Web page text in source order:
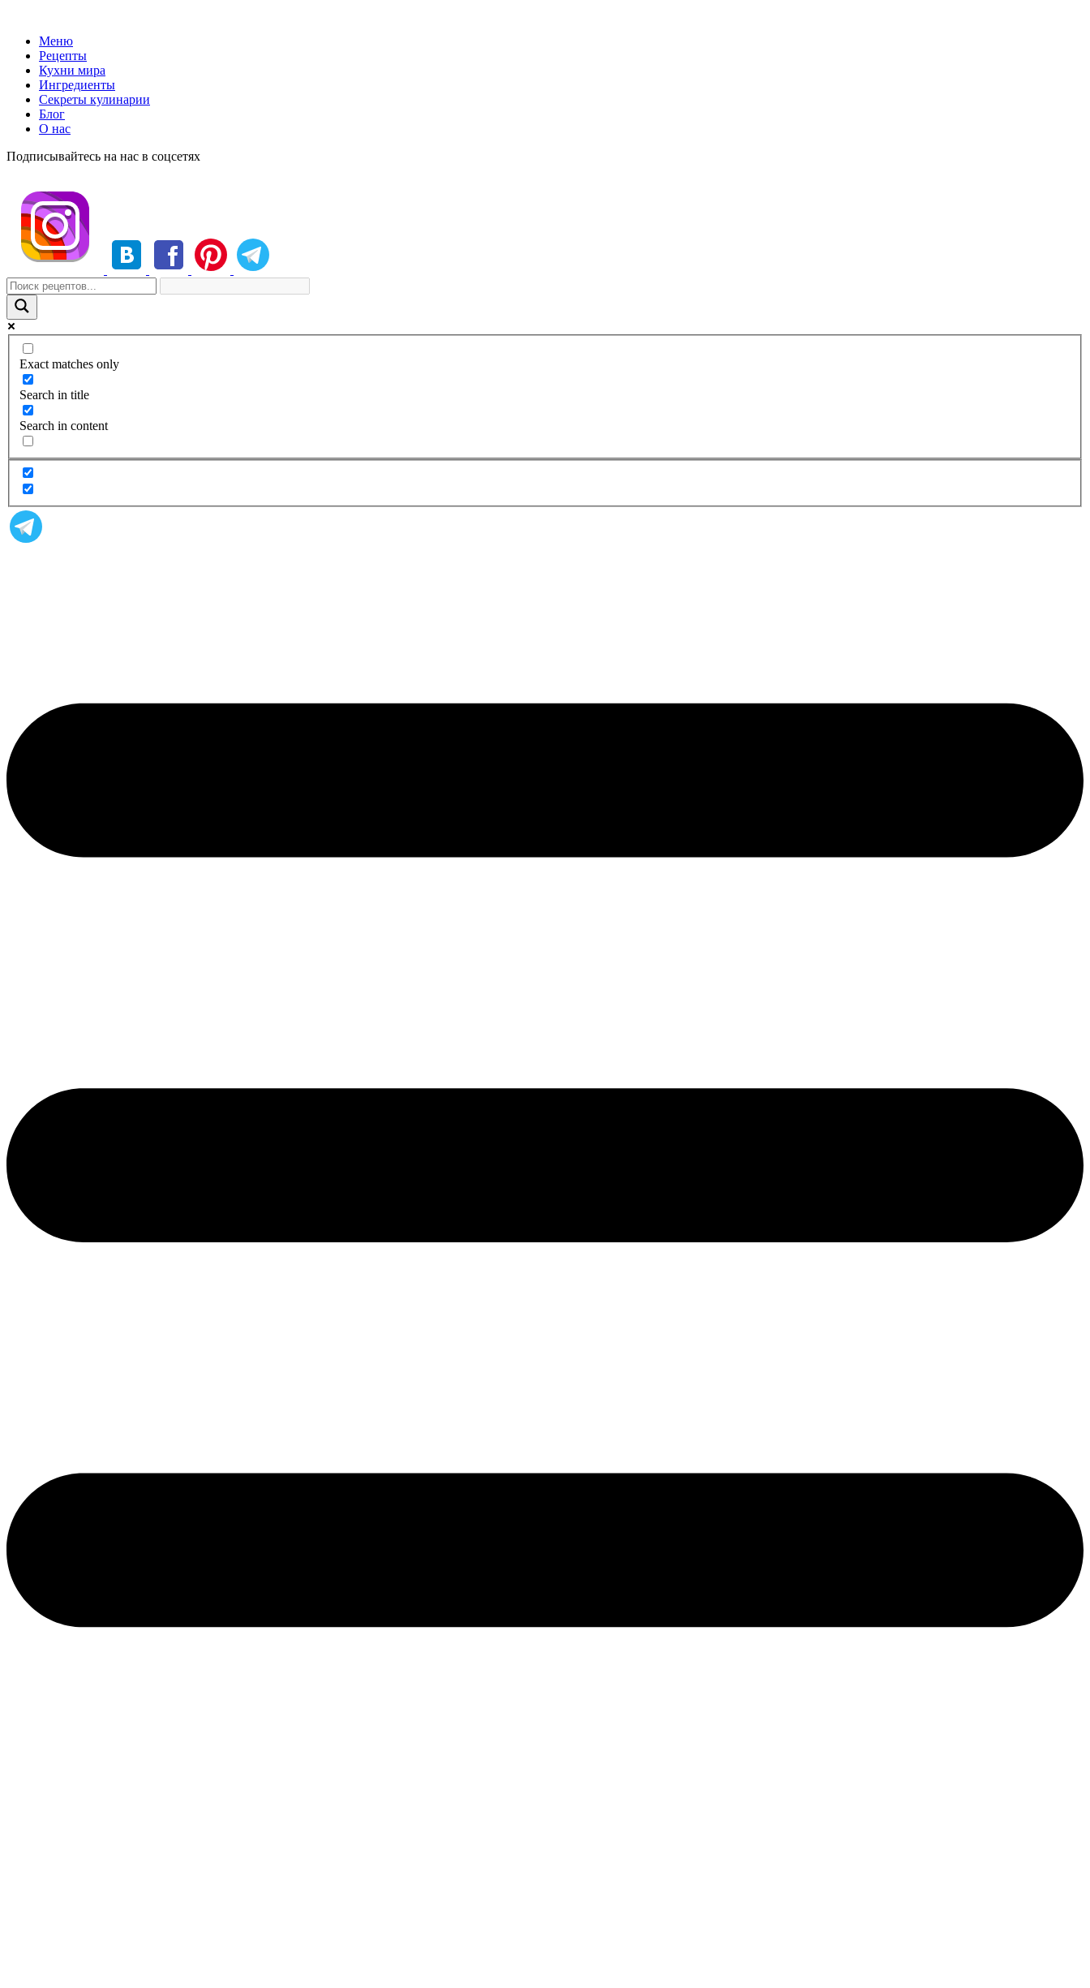
Меню
Рецепты
Кухни мира
Ингредиенты
Секреты кулинарии
Блог
О нас
Подписывайтесь на нас в соцсетях
Exact matches only
Search in title
Search in content